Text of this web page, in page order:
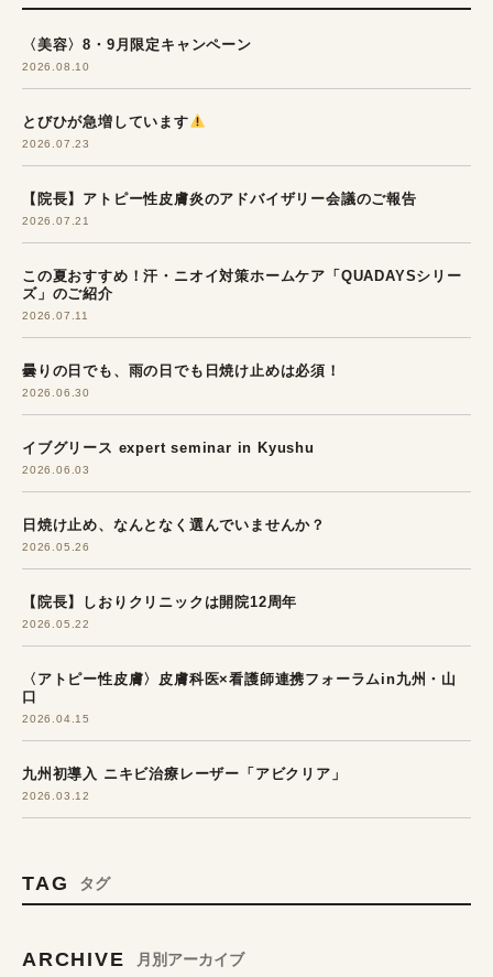
〈美容〉8・9月限定キャンペーン
2026.08.10
とびひが急増しています
2026.07.23
【院長】アトピー性皮膚炎のアドバイザリー会議のご報告
2026.07.21
この夏おすすめ！汗・ニオイ対策ホームケア「QUADAYSシリー
ズ」のご紹介
2026.07.11
曇りの日でも、雨の日でも日焼け止めは必須！
2026.06.30
イブグリース expert seminar in Kyushu
2026.06.03
日焼け止め、なんとなく選んでいませんか？
2026.05.26
【院長】しおりクリニックは開院12周年
2026.05.22
〈アトピー性皮膚〉皮膚科医×看護師連携フォーラムin九州・山
口
2026.04.15
九州初導入 ニキビ治療レーザー「アビクリア」
2026.03.12
TAG タグ
ARCHIVE 月別アーカイブ